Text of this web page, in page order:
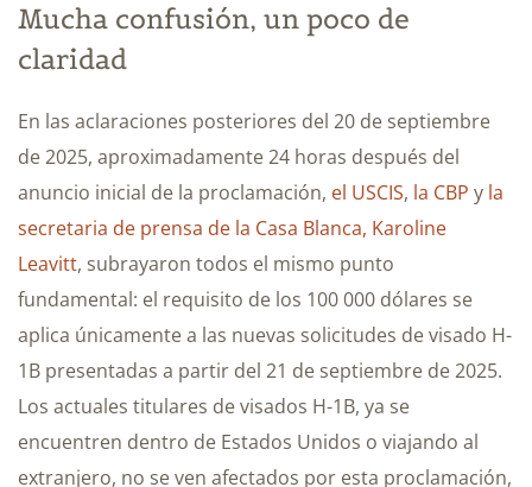
Mucha confusión, un poco de
claridad
En las aclaraciones posteriores del 20 de septiembre
de 2025, aproximadamente 24 horas después del
anuncio inicial de la proclamación, el USCIS, la CBP y la
secretaria de prensa de la Casa Blanca, Karoline
Leavitt, subrayaron todos el mismo punto
fundamental: el requisito de los 100 000 dólares se
aplica únicamente a las nuevas solicitudes de visado H-
1B presentadas a partir del 21 de septiembre de 2025.
Los actuales titulares de visados H-1B, ya se
encuentren dentro de Estados Unidos o viajando al
extranjero, no se ven afectados por esta proclamación,